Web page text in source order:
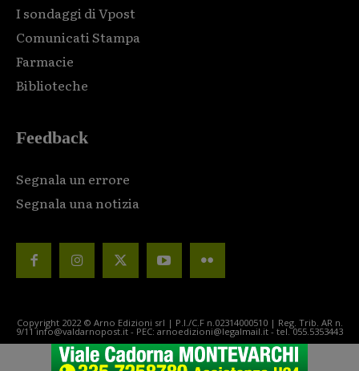
I sondaggi di Vpost
Comunicati Stampa
Farmacie
Biblioteche
Feedback
Segnala un errore
Segnala una notizia
Copyright 2022 © Arno Edizioni srl | P.I./C.F n.02314000510 | Reg. Trib. AR n.
9/11 info@valdarnopost.it - PEC: arnoedizioni@legalmail.it - tel. 055.5353443